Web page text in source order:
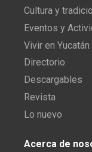
Cultura y
Eventos y
Vivir en Yucatán
Directorio
Descargables
Revista
Lo nuevo
Acerca de